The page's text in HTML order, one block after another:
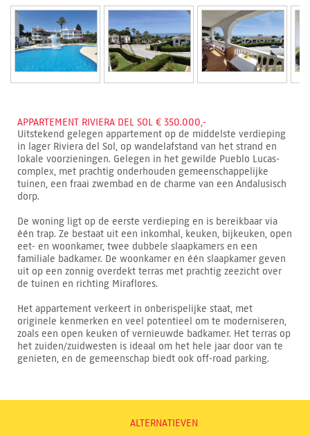
APPARTEMENT RIVIERA DEL SOL € 350.000,-
Uitstekend gelegen appartement op de middelste verdieping
in lager Riviera del Sol, op wandelafstand van het strand en
lokale voorzieningen. Gelegen in het gewilde Pueblo Lucas-
complex, met prachtig onderhouden gemeenschappelijke
tuinen, een fraai zwembad en de charme van een Andalusisch
dorp.
De woning ligt op de eerste verdieping en is bereikbaar via
één trap. Ze bestaat uit een inkomhal, keuken, bijkeuken, open
eet- en woonkamer, twee dubbele slaapkamers en een
familiale badkamer. De woonkamer en één slaapkamer geven
uit op een zonnig overdekt terras met prachtig zeezicht over
de tuinen en richting Miraflores.
Het appartement verkeert in onberispelijke staat, met
originele kenmerken en veel potentieel om te moderniseren,
zoals een open keuken of vernieuwde badkamer. Het terras op
het zuiden/zuidwesten is ideaal om het hele jaar door van te
genieten, en de gemeenschap biedt ook off-road parking.
ALTERNATIEVEN